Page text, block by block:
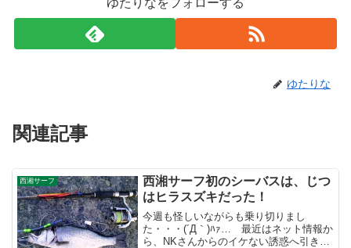
ゆたりなをフォローする
ゆたりな
関連記事
西湘サーフ
西湘サーフ初のシーバスは、じつ
はヒラスズキだった！
今週も怪しいながらも乗り切りまし
た・・・(´Д｀)ﾊｧ… 最近はネット情報か
ら、NKさんからのイケない誘惑へ引き込